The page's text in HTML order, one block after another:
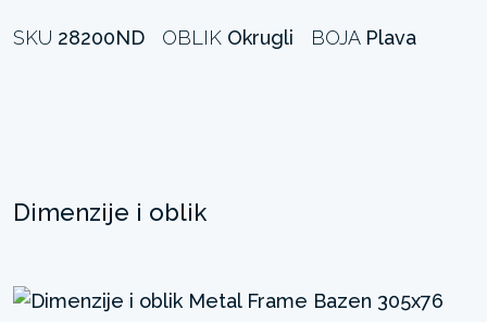
SKU 28200ND OBLIK Okrugli BOJA Plava
Dimenzije i oblik